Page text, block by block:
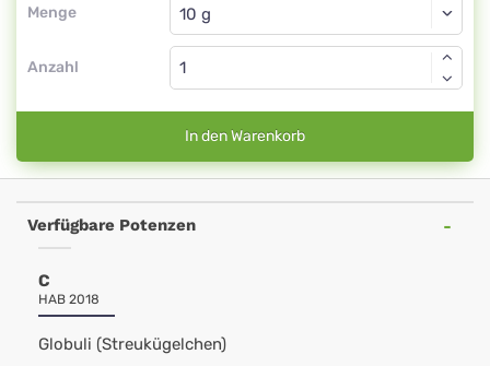
Menge
Anzahl
In den Warenkorb
Verfügbare Potenzen
C
HAB 2018
Globuli (Streukügelchen)